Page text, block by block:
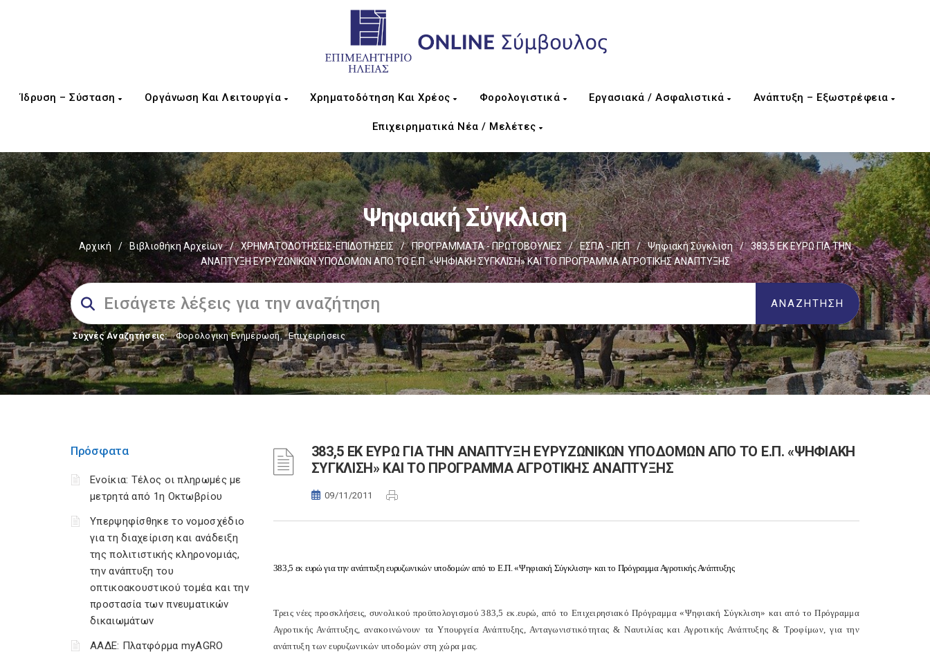
Ίδρυση – Σύσταση Οργάνωση Και Λειτουργία Χρηματοδότηση Και Χρέος Φορολογιστικά Εργασιακά / Ασφαλιστικά Ανάπτυξη – Εξωστρέφεια
Επιχειρηματικά Νέα / Μελέτες
Ψηφιακή Σύγκλιση
Αρχική / Βιβλιοθήκη Αρχείων / ΧΡΗΜΑΤΟΔΟΤΗΣΕΙΣ-ΕΠΙΔΟΤΗΣΕΙΣ / ΠΡΟΓΡΑΜΜΑΤΑ - ΠΡΩΤΟΒΟΥΛΙΕΣ / ΕΣΠΑ - ΠΕΠ / Ψηφιακή Σύγκλιση /
383,5 ΕΚ ΕΥΡΩ ΓΙΑ ΤΗΝ
ΑΝΑΠΤΥΞΗ ΕΥΡΥΖΩΝΙΚΩΝ ΥΠΟΔΟΜΩΝ ΑΠΟ ΤΟ Ε.Π. «ΨΗΦΙΑΚΗ ΣΥΓΚΛΙΣΗ» ΚΑΙ ΤΟ ΠΡΟΓΡΑΜΜΑ ΑΓΡΟΤΙΚΗΣ ΑΝΑΠΤΥΞΗΣ
Συχνές Αναζητήσεις: Φορολογικη Ενημέρωση, Επιχειρήσεις
Πρόσφατα
Ενοίκια: Τέλος οι πληρωμές με
μετρητά από 1η Οκτωβρίου
Υπερψηφίσθηκε το νομοσχέδιο
για τη διαχείριση και ανάδειξη
της πολιτιστικής κληρονομιάς,
την ανάπτυξη του
οπτικοακουστικού τομέα και την
προστασία των πνευματικών
δικαιωμάτων
ΑΑΔΕ: Πλατφόρμα myAGRO
383,5 ΕΚ ΕΥΡΩ ΓΙΑ ΤΗΝ ΑΝΑΠΤΥΞΗ ΕΥΡΥΖΩΝΙΚΩΝ ΥΠΟΔΟΜΩΝ ΑΠΟ ΤΟ Ε.Π. «ΨΗΦΙΑΚΗ
ΣΥΓΚΛΙΣΗ» ΚΑΙ ΤΟ ΠΡΟΓΡΑΜΜΑ ΑΓΡΟΤΙΚΗΣ ΑΝΑΠΤΥΞΗΣ
09/11/2011
383,5 εκ ευρώ για την ανάπτυξη ευρυζωνικών υποδομών από το Ε.Π. «Ψηφιακή Σύγκλιση» και το Πρόγραμμα Αγροτικής Ανάπτυξης
Τρεις νέες προσκλήσεις, συνολικού προϋπολογισμού 383,5 εκ.ευρώ, από το Επιχειρησιακό Πρόγραμμα «Ψηφιακή Σύγκλιση» και από το Πρόγραμμα
Αγροτικής Ανάπτυξης, ανακοινώνουν τα Υπουργεία Ανάπτυξης, Ανταγωνιστικότητας & Ναυτιλίας και Αγροτικής Ανάπτυξης & Τροφίμων, για την
ανάπτυξη των ευρυζωνικών υποδομών στη χώρα μας.